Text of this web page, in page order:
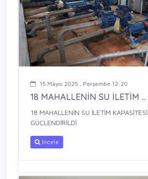
15 Mayıs 2025 , Perşembe 12:20
18 MAHALLENİN SU İLETİM ...
18 MAHALLENİN SU İLETİM KAPASİTESİ
GÜÇLENDİRİLDİ
İncele